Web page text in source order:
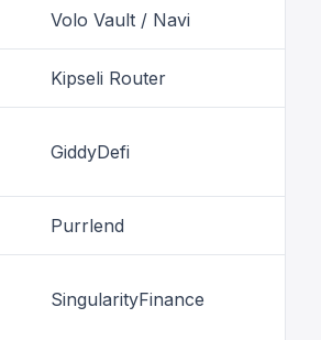
Volo Vault / Navi
Kipseli Router
GiddyDefi
Purrlend
SingularityFinance